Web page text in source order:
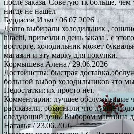
после заказа. Советую тк больше,
нигде не нашёл
Бурдасов Илья/ 06.07.2026
Долго выбирали холодильник ,
hitachi, привезли в день заказа , с
восторге, холодильник может
магазин и эту марку для покупки.
Кормышева Алена / 29.06.2026
Достоинства: быстрая
большой выбор холодильников что
Недостатки: их просто нет.
Комментарии: лучшее обслуживание
рассказали, объяснили что лучше
следующий день. Выбором магазина
Наталья/ 23.06.2026